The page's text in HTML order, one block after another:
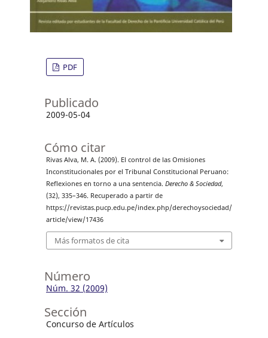
PDF
Publicado
2009-05-04
Cómo citar
Rivas Alva, M. A. (2009). El control de las Omisiones
Inconstitucionales por el Tribunal Constitucional Peruano:
Reflexiones en torno a una sentencia. Derecho & Sociedad,
(32), 335–346. Recuperado a partir de
https://revistas.pucp.edu.pe/index.php/derechoysociedad/
article/view/17436
Más formatos de cita
Número
Núm. 32 (2009)
Sección
Concurso de Artículos